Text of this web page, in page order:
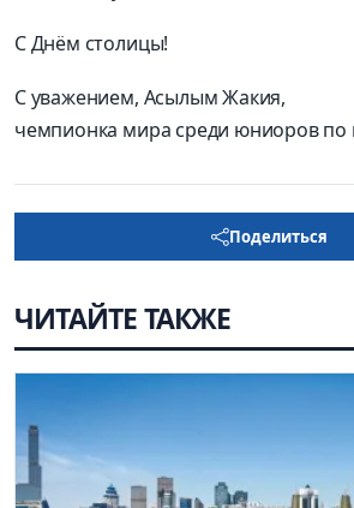
С Днём столицы!
С уважением, Асылым Жакия,
чемпионка мира среди юниоров по
Поделиться
ЧИТАЙТЕ ТАКЖЕ